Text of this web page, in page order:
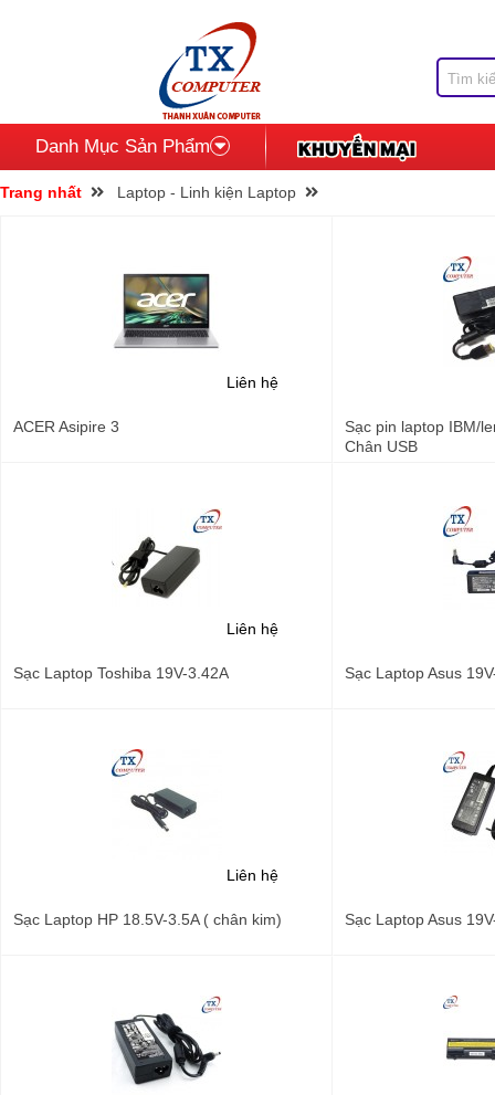
Danh Mục Sản Phẩm
Trang nhất Laptop - Linh kiện Laptop
Liên hệ
ACER Asipire 3
Sạc pin laptop IBM/
Chân USB
Liên hệ
Sạc Laptop Toshiba 19V-3.42A Sạc Laptop Asus
Liên hệ
Sạc Laptop HP 18.5V-3.5A ( chân kim) Sạc Laptop Asus